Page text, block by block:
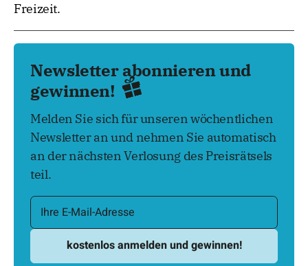
Freizeit.
Newsletter abonnieren und
gewinnen!
Melden Sie sich für unseren wöchentlichen
Newsletter an und nehmen Sie automatisch
an der nächsten Verlosung des Preisrätsels
teil.